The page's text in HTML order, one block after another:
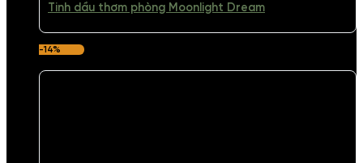
Tinh dầu thơm phòng Moonlight Dream
-14%